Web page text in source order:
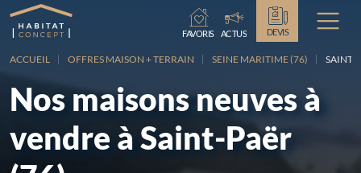
Chargement...
FAVORIS ACTUS DEVIS
ACCUEIL OFFRES MAISON + TERRAIN SEINE MARITIME (76) SAINT-
Nos maisons neuves à
vendre à Saint-Paër